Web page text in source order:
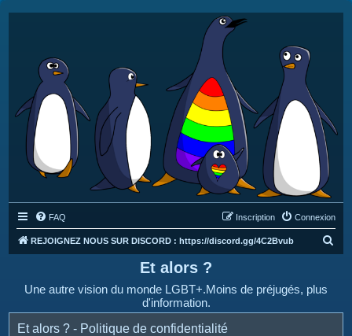
FAQ Connexion
Inscription
REJOIGNEZ NOUS SUR DISCORD : https://discord.gg/4C2Bvub
e
Et alors ?
Une autre vision du monde LGBT+.Moins de préjugés, plus
d'information.
Et alors ? - Politique de confidentialité